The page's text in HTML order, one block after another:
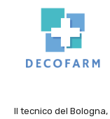
Il tecnico del Bologna,